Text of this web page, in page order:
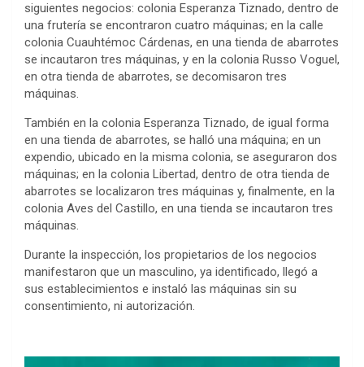
siguientes negocios: colonia Esperanza Tiznado, dentro de
una frutería se encontraron cuatro máquinas; en la calle
colonia Cuauhtémoc Cárdenas, en una tienda de abarrotes
se incautaron tres máquinas, y en la colonia Russo Voguel,
en otra tienda de abarrotes, se decomisaron tres
máquinas.
También en la colonia Esperanza Tiznado, de igual forma
en una tienda de abarrotes, se halló una máquina; en un
expendio, ubicado en la misma colonia, se aseguraron dos
máquinas; en la colonia Libertad, dentro de otra tienda de
abarrotes se localizaron tres máquinas y, finalmente, en la
colonia Aves del Castillo, en una tienda se incautaron tres
máquinas.
Durante la inspección, los propietarios de los negocios
manifestaron que un masculino, ya identificado, llegó a
sus establecimientos e instaló las máquinas sin su
consentimiento, ni autorización.